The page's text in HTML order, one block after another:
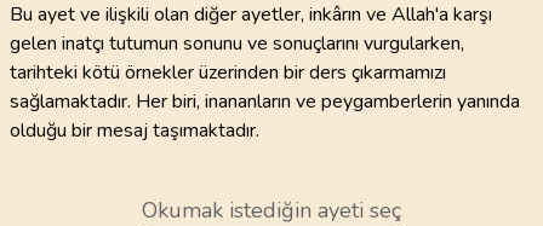
Bu ayet ve ilişkili olan diğer ayetler, inkârın ve Allah'a karşı
gelen inatçı tutumun sonunu ve sonuçlarını vurgularken,
tarihteki kötü örnekler üzerinden bir ders çıkarmamızı
sağlamaktadır. Her biri, inananların ve peygamberlerin yanında
olduğu bir mesaj taşımaktadır.
Okumak istediğin ayeti seç